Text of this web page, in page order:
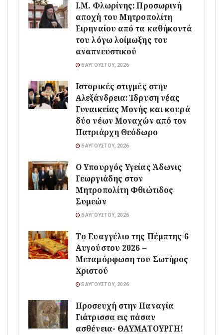
Ι.Μ. Φλωρίνης: Προσωρινή
αποχή του Μητροπολίτη
Ειρηναίου από τα καθήκοντά
του λόγω λοίμωξης του
αναπνευστικού
6 ΑΥΓΟΎΣΤΟΥ, 2026
Ιστορικές στιγμές στην
Αλεξάνδρεια: Ίδρυση νέας
Γυναικείας Μονής και κουρά
δύο νέων Μοναχών από τον
Πατριάρχη Θεόδωρο
6 ΑΥΓΟΎΣΤΟΥ, 2026
O Υπουργός Υγείας Άδωνις
Γεωργιάδης στον
Μητροπολίτη Φθιώτιδος
Συμεών
6 ΑΥΓΟΎΣΤΟΥ, 2026
Το Ευαγγέλιο της Πέμπτης 6
Αυγούστου 2026 –
Μεταμόρφωση του Σωτήρος
Χριστού
5 ΑΥΓΟΎΣΤΟΥ, 2026
Προσευχή στην Παναγία
Γιάτρισσα εις πάσαν
ασθένεια- ΘΑΥΜΑΤΟΥΡΓΗ!